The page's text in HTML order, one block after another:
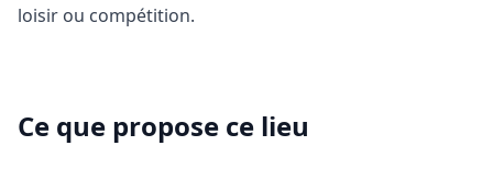
loisir ou compétition.
Ce que propose ce lieu